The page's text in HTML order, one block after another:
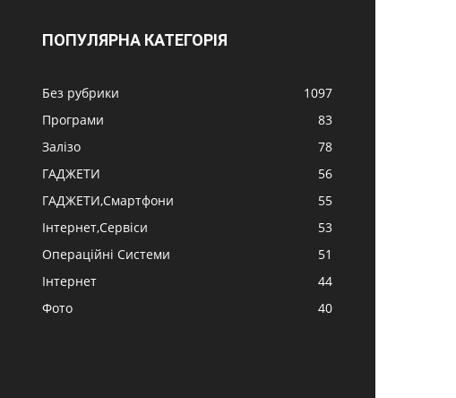
ПОПУЛЯРНА КАТЕГОРІЯ
Без рубрики
1097
Програми
83
Залізо
78
ГАДЖЕТИ
56
ГАДЖЕТИ,Смартфони
55
Інтернет,Сервіси
53
Операційні Системи
51
Інтернет
44
Фото
40